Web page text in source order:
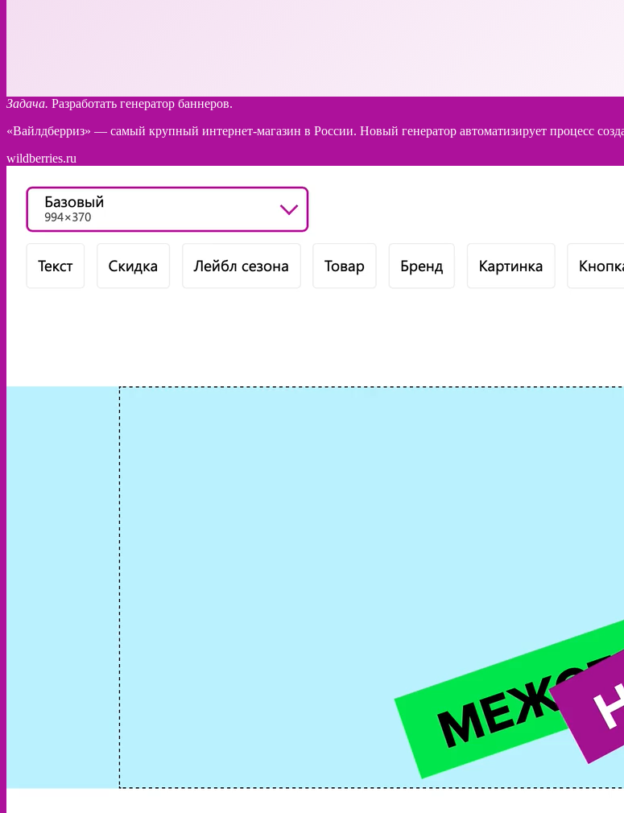
Задача. Разработать генератор баннеров.
«Вайлдберриз» — самый крупный интернет-магазин в России. Новый генератор автоматизирует процесс
wildberries.ru